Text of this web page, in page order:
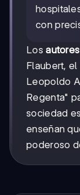
con
Los
Flaubert,
Leopoldo
Regenta"
sociedad
enseñan
poderoso